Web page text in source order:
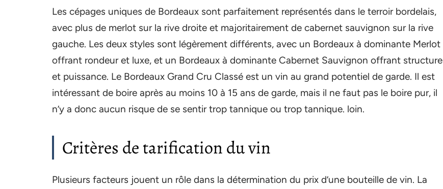
Les cépages uniques de Bordeaux sont parfaitement représentés dans le terroir bordelais,
avec plus de merlot sur la rive droite et majoritairement de cabernet sauvignon sur la rive
gauche. Les deux styles sont légèrement différents, avec un Bordeaux à dominante Merlot
offrant rondeur et luxe, et un Bordeaux à dominante Cabernet Sauvignon offrant structure
et puissance. Le Bordeaux Grand Cru Classé est un vin au grand potentiel de garde. Il est
intéressant de boire après au moins 10 à 15 ans de garde, mais il ne faut pas le boire pur, il
n’y a donc aucun risque de se sentir trop tannique ou trop tannique. loin.
Critères de tarification du vin
Plusieurs facteurs jouent un rôle dans la détermination du prix d’une bouteille de vin. La